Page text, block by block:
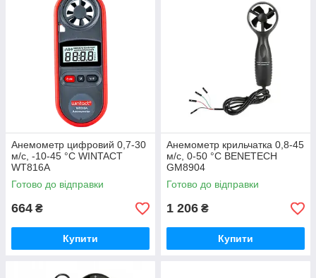
Анемометр цифровий 0,7-30
м/с, -10-45 °C WINTACT
WT816A
Готово до відправки
664 ₴
Купити
Анемометр крильчатка 0,8-45
м/с, 0-50 °C BENETECH
GM8904
Готово до відправки
1 206 ₴
Купити